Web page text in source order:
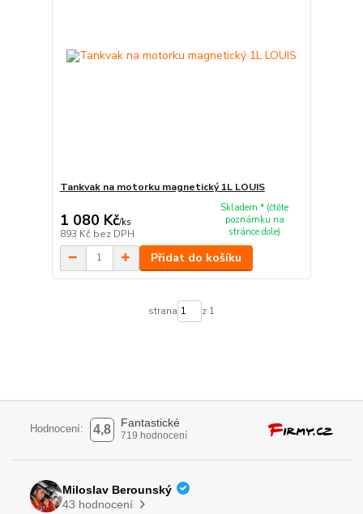
Tankvak na motorku magnetický 1L LOUIS
1 080 Kč/ks
893 Kč bez DPH
Skladem * (čtěte
poznámku na
stránce dole)
Přidat do košíku
strana z 1